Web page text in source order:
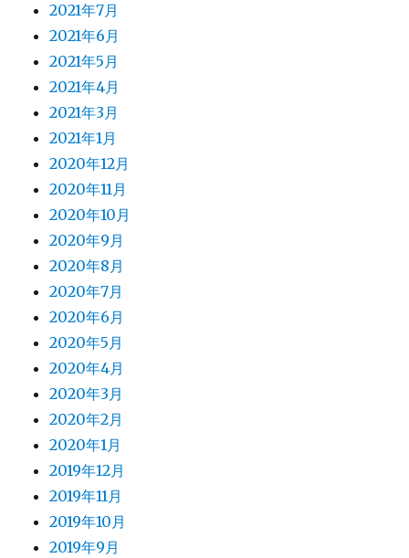
2021年7月
2021年6月
2021年5月
2021年4月
2021年3月
2021年1月
2020年12月
2020年11月
2020年10月
2020年9月
2020年8月
2020年7月
2020年6月
2020年5月
2020年4月
2020年3月
2020年2月
2020年1月
2019年12月
2019年11月
2019年10月
2019年9月